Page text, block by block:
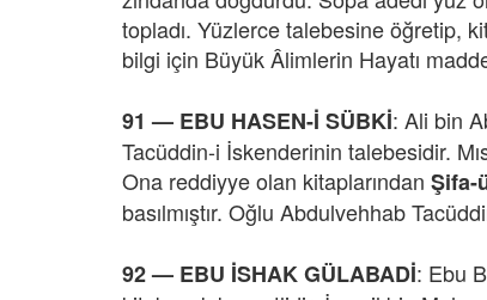
topladı. Yüzlerce talebesine öğretip,
bilgi için Büyük Âlimlerin Hayatı
91 — EBU HASEN-İ SÜBKİ: Ali bin
Tacüddin-i İskenderinin talebesidir.
Ona reddiyye olan kitaplarından Şifa-
basılmıştır. Oğlu Abdulvehhab
92 — EBU İSHAK GÜLABADİ: Ebu